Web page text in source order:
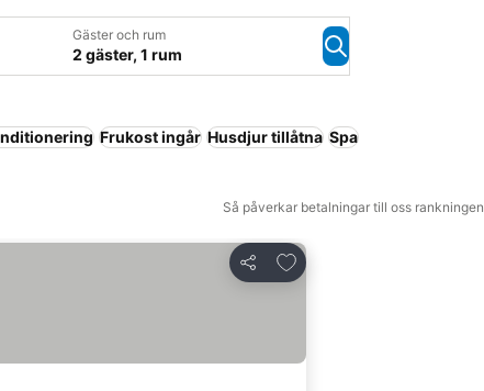
Gäster och rum
2 gäster, 1 rum
Frukost ingår Husdjur tillåtna Spa
Så påverkar betalningar till oss rankningen
Dela
Lägg till i Mina Favoriter